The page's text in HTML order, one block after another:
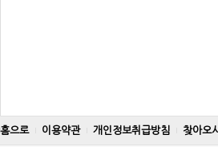
홈으로 이용약관 개인정보취급방침 찾아오